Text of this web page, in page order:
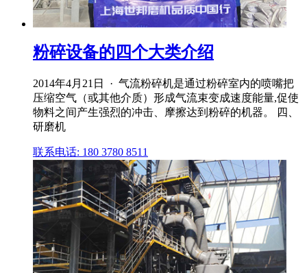
粉碎设备的四个大类介绍
2014年4月21日 · 气流粉碎机是通过粉碎室内的喷嘴把
压缩空气（或其他介质）形成气流束变成速度能量,促使
物料之间产生强烈的冲击、摩擦达到粉碎的机器。 四、
研磨机
联系电话: 180 3780 8511